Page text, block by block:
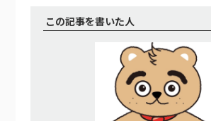
この記事を書いた人